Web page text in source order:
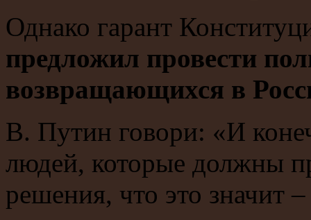
Однако гарант
предложил провести
возвращающихся в
В. Путин говори: «И
людей, которые должны
решения, что это значит